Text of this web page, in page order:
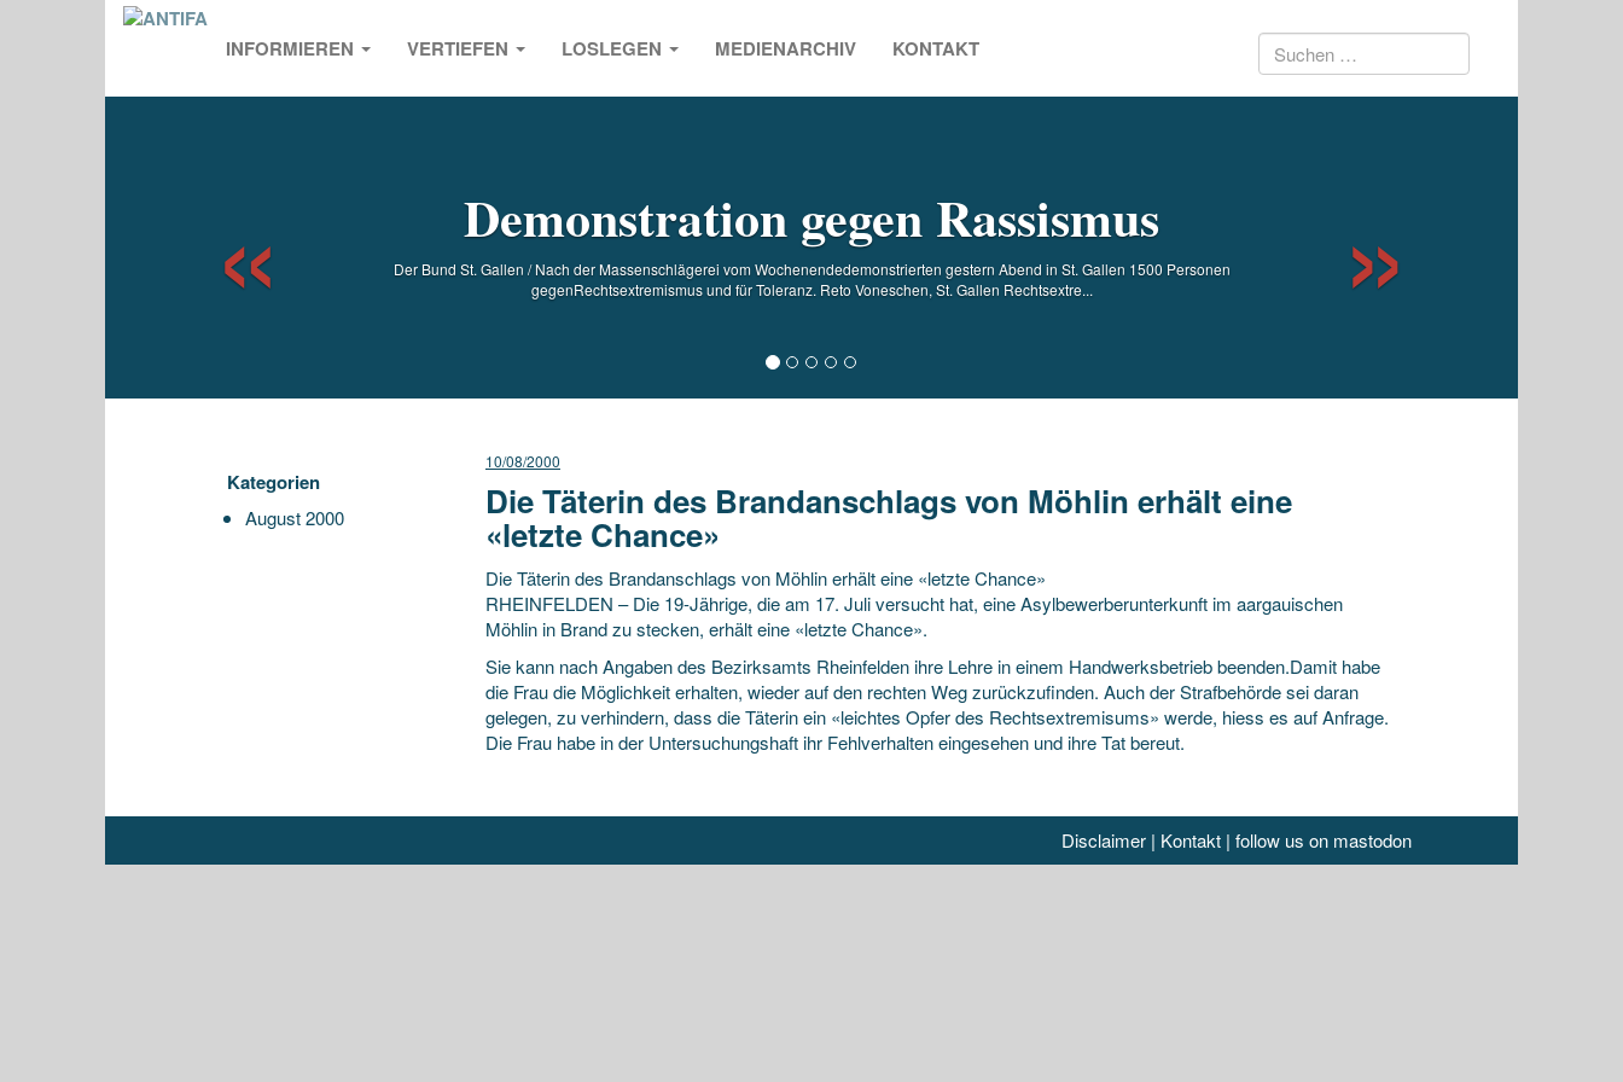
INFORMIEREN VERTIEFEN LOSLEGEN MEDIENARCHIV KONTAKT Suchen
Demonstration gegen Rassismus
Der Bund St. Gallen / Nach der Massenschlägerei vom Wochenendedemonstrierten gestern Abend in St. Gallen 1500 Personen
gegenRechtsextremismus und für Toleranz. Reto Voneschen, St. Gallen Rechtsextre...
Kategorien
August 2000
10/08/2000
Die Täterin des Brandanschlags von Möhlin erhält eine
«letzte Chance»
Die Täterin des Brandanschlags von Möhlin erhält eine «letzte Chance»
RHEINFELDEN – Die 19-Jährige, die am 17. Juli versucht hat, eine Asylbewerberunterkunft im aargauischen
Möhlin in Brand zu stecken, erhält eine «letzte Chance».
Sie kann nach Angaben des Bezirksamts Rheinfelden ihre Lehre in einem Handwerksbetrieb beenden.Damit habe
die Frau die Möglichkeit erhalten, wieder auf den rechten Weg zurückzufinden. Auch der Strafbehörde sei daran
gelegen, zu verhindern, dass die Täterin ein «leichtes Opfer des Rechtsextremisums» werde, hiess es auf Anfrage.
Die Frau habe in der Untersuchungshaft ihr Fehlverhalten eingesehen und ihre Tat bereut.
Disclaimer| Kontakt| follow us on mastodon